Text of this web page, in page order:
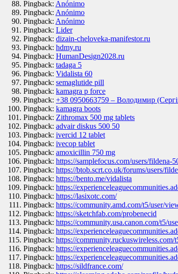
Pingback: Anónimo
Pingback: Anónimo
Pingback: Anónimo
Pingback: Lider
Pingback: dizain-cheloveka-manifestor.ru
Pingback: hdmy.ru
Pingback: HumanDesign2028.ru
Pingback: tadaga 5
Pingback: Vidalista 60
Pingback: semaglutide pill
Pingback: kamagra p force
Pingback: +38 0950663759 – Володимир
Pingback: kamagra boots
Pingback: Zithromax 500 mg tablets
Pingback: advair diskus 500 50
Pingback: ivercid 12 tablet
Pingback: ivecop tablet
Pingback: amoxicillin 750 mg
Pingback: https://samplefocus.com/users/fildena-
Pingback: https://btob.scrt.co.uk/forums/users/
Pingback: https://bento.me/vidalista
Pingback: https://
Pingback: https://lasixotc.com/
Pingback: https://community.amd.com/t5/user/
Pingback: https://sketchfab.com/probenecid
Pingback: https://community.usa.canon.com/t5/
Pingback: https://
Pingback: https://
Pingback: https://
Pingback: https://
Pingback: https://sildfrance.com/